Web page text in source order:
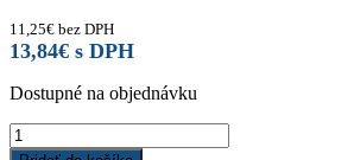
11,25€ bez DPH
13,84€ s DPH
Dostupné na objednávku
Gufero
42x62x14